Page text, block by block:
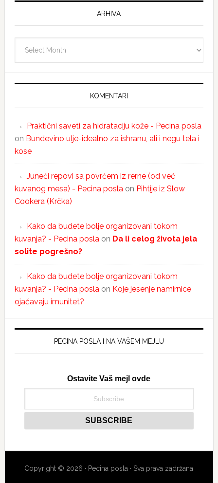
ARHIVA
KOMENTARI
Praktični saveti za hidrataciju kože - Pecina posla
on Bundevino ulje-idealno za ishranu, ali i negu tela i
kose
Juneći repovi sa povrćem iz rerne (od već
kuvanog mesa) - Pecina poslaon Pihtije iz Slow
Cookera (Krčka)
Kako da budete bolje organizovani tokom
kuvanja? - Pecina poslaon Da li celog života jela
solite pogrešno?
Kako da budete bolje organizovani tokom
kuvanja? - Pecina poslaon Koje jesenje namirnice
ojačavaju imunitet?
PECINA POSLA I NA VAŠEM MEJLU
Ostavite Vaš mejl ovde
Copyright © 2026 · Pecina posla · Sva prava zadržana